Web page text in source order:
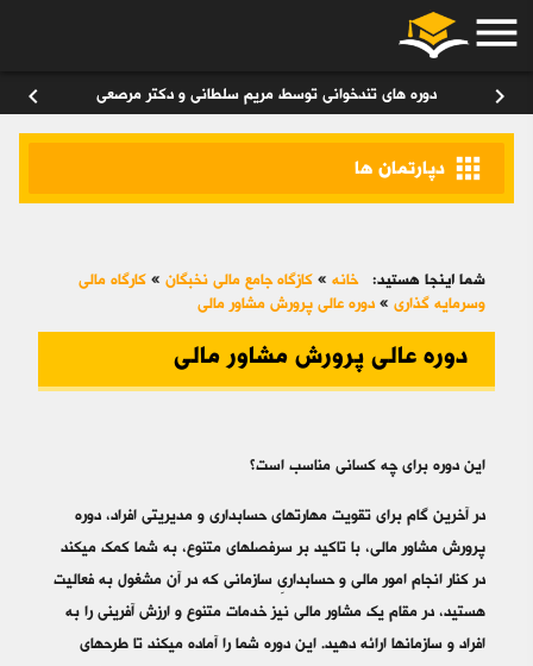
menu
chevron_right دوره های تندخوانی توسط مریم سلطانی و دکتر مرصعی chevron_left
apps دپارتمان ها
شما اینجا هستید: خانه » کازگاه جامع مالی نخبگان » کارگاه مالی
وسرمایه گذاری » دوره عالی پرورش مشاور مالی
دوره عالی پرورش مشاور مالی
این دوره برای چه کسانی مناسب است؟
در آخرین گام برای تقویت مهارت­‎های حسابداری و مدیریتی افراد، دوره
پرورش مشاور مالی، با تاکید بر سرفصل­‎های متنوع، به شما کمک می­‎کند
در کنار انجام امور مالی و حسابداریِ سازمانی که در آن مشغول به فعالیت
هستید، در مقام یک مشاور مالی نیز خدمات متنوع و ارزش آفرینی را به
افراد و ساز­مان­‎ها ارائه دهید. این دوره شما را آماده می­‎کند تا طرح­‎های